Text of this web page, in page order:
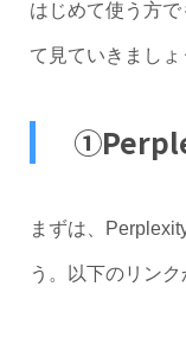
はじめて使う方
て見ていきましょ
まずは、
う。以下のリン